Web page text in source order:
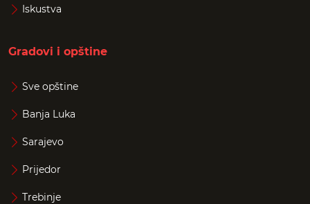
Iskustva
Gradovi i opštine
Sve opštine
Banja Luka
Sarajevo
Prijedor
Trebinje